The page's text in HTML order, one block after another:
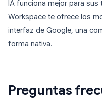
IA funciona mejor para
Workspace te ofrece los
interfaz de Google, una
forma nativa.
Preguntas